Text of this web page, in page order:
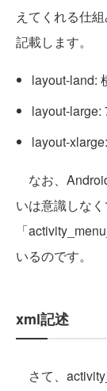
えてくれる仕
記載します。
layout-land:
layout-large:
layout-
なお、
いは意識しなく
「
いるのです。
xml記述
さて、